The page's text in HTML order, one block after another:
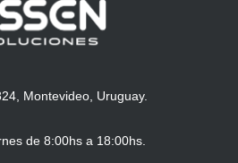
Montevideo, Uruguay.
de 8:00hs a 18:00hs.